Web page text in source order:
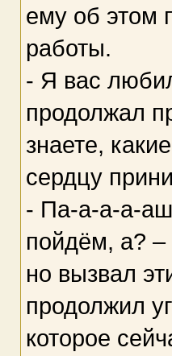
ему об этом
работы.
- Я вас
продолжал
знаете,
сердцу
- Па-а-а-а-
пойдём, а? –
но вызвал
продолжил
которое